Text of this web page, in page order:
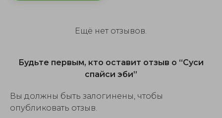
Ещё нет отзывов.
Будьте первым, кто оставит отзыв о “Суси
спайси эби”
Вы должны быть залогинены, чтобы
опубликовать отзыв.